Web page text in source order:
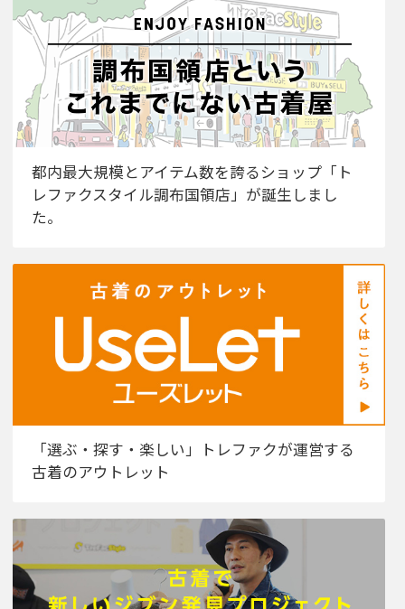
都内最大規模とアイテム数を誇るショップ「ト
レファクスタイル調布国領店」が誕生しまし
た。
「選ぶ・探す・楽しい」トレファクが運営する
古着のアウトレット